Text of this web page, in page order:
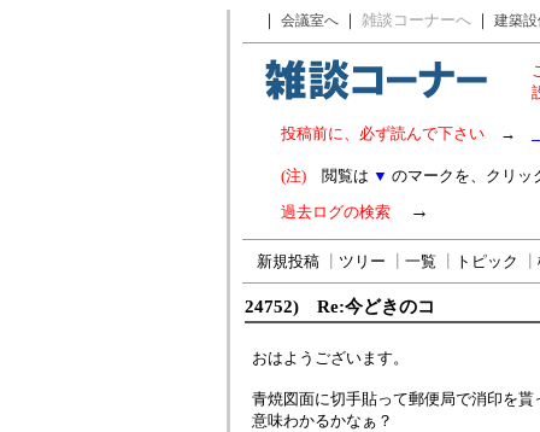
｜ 会議室へ ｜ 雑談コーナーへ ｜ 建築
投稿前に、必ず読んで下さい →
(注) 閲覧は ▼ のマークを、クリッ
過去ログの検索 →
新規投稿 ツリー 一覧 トピック
24752) Re:今どきのコ
おはようございます。
青焼図面に切手貼って郵便局で消印を
意味わかるかなぁ？